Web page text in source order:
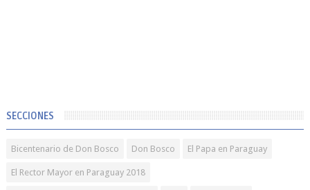
SECCIONES
Bicentenario de Don Bosco Don Bosco El Papa en Paraguay
El Rector Mayor en Paraguay 2018